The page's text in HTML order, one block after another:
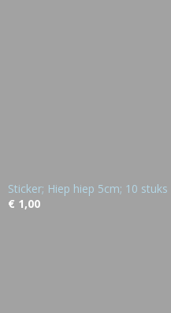
Sticker; Hiep hiep 5cm; 10 stuks
€ 1,00